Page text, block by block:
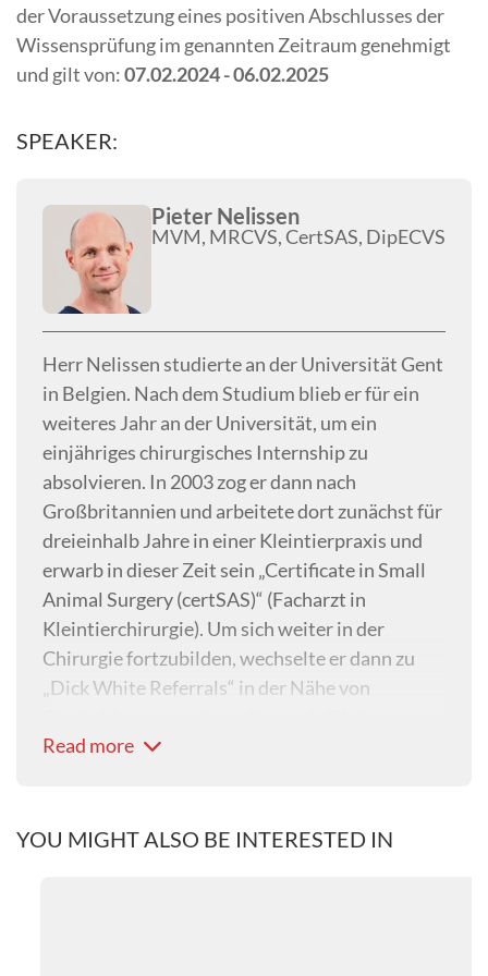
der Voraussetzung eines positiven Abschlusses der
Wissensprüfung im genannten Zeitraum genehmigt
und gilt von:07.02.2024 - 06.02.2025
SPEAKER:
Pieter Nelissen
MVM, MRCVS, CertSAS, DipECVS
Herr Nelissen studierte an der Universität Gent
in Belgien. Nach dem Studium blieb er für ein
weiteres Jahr an der Universität, um ein
einjähriges chirurgisches Internship zu
absolvieren. In 2003 zog er dann nach
Großbritannien und arbeitete dort zunächst für
dreieinhalb Jahre in einer Kleintierpraxis und
erwarb in dieser Zeit sein „Certificate in Small
Animal Surgery (certSAS)“ (Facharzt in
Kleintierchirurgie). Um sich weiter in der
Chirurgie fortzubilden, wechselte er dann zu
„Dick White Referrals“ in der Nähe von
Internship absolvierte, gefolgt von einer
Oberarzt für Weichteilchirurgie in dieser Klinik
Read more
YOU MIGHT ALSO BE INTERESTED IN